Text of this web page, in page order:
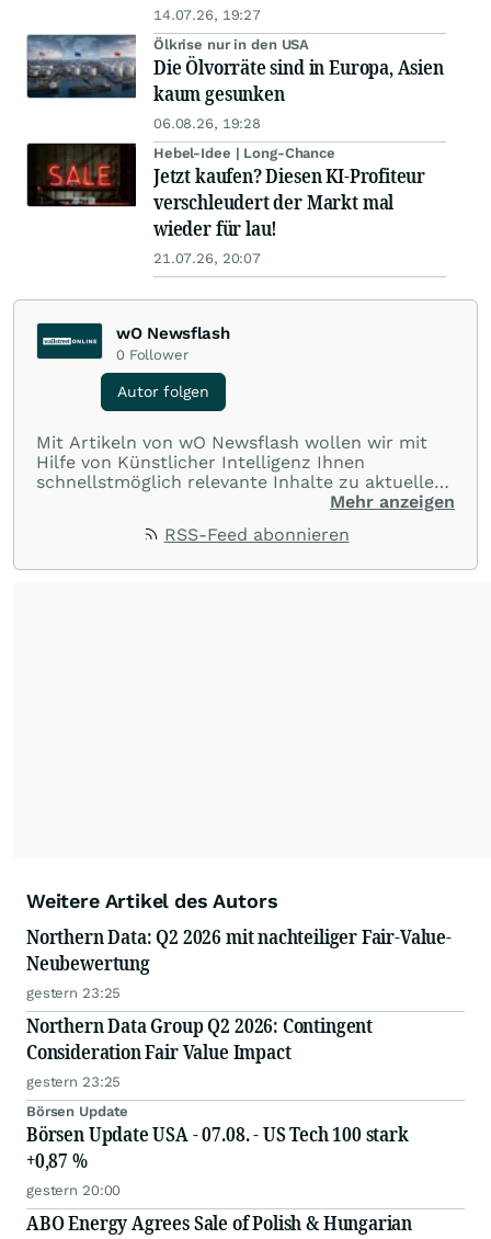
14.07.26, 19:27
Ölkrise nur in den USA
Die Ölvorräte sind in Europa, Asien
kaum gesunken
06.08.26, 19:28
Hebel-Idee | Long-Chance
Jetzt kaufen? Diesen KI-Profiteur
verschleudert der Markt mal
wieder für lau!
21.07.26, 20:07
wO Newsflash
0 Follower
Autor folgen
Mit Artikeln von wO Newsflash wollen wir mit
Hilfe von Künstlicher Intelligenz Ihnen
schnellstmöglich relevante Inhalte zu aktuellen
Ereignissen rund um Börse, Finanzmärkte aus
Mehr anzeigen
RSS-Feed abonnieren
Weitere Artikel des Autors
Northern Data: Q2 2026 mit nachteiliger Fair-Value-
Neubewertung
gestern 23:25
Northern Data Group Q2 2026: Contingent
Consideration Fair Value Impact
gestern 23:25
Börsen Update
Börsen Update USA - 07.08. - US Tech 100 stark
+0,87 %
gestern 20:00
ABO Energy Agrees Sale of Polish & Hungarian